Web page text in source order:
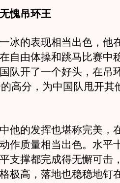
愧吊环王
的表现相当出色，他
自由体操和跳马比赛中
队开了一个好头，在吊
高分，为中国队甩开其
的发挥也堪称完美，
作质量相当出色。水平
支撑都完成得无懈可击
极高，落地也稳稳地钉